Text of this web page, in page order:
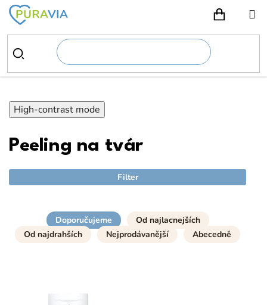
Prejsť
obsah
High-contrast mode
Peeling na tvár
Filter
Doporučujeme
Od najlacnejších
Od najdrahších
Nejprodávanější Abecedně